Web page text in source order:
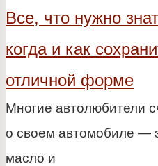
Все, что нужно
когда и как
отличной форме
Многие автолюбители
о своем автомобиле —
масло и